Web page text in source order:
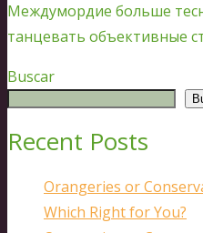
Междумордие больше
танцевать объективные
Buscar
Recent Posts
Orangeries or
Which Right for You?